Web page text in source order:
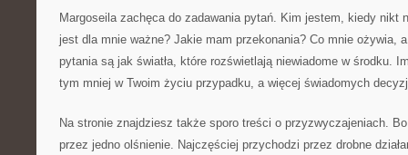
Margoseila zachęca do zadawania pytań. Kim jestem, kiedy nikt
jest dla mnie ważne? Jakie mam przekonania? Co mnie ożywia,
pytania są jak światła, które rozświetlają niewiadome w środku.
tym mniej w Twoim życiu przypadku, a więcej świadomych
Na stronie znajdziesz także sporo treści o przyzwyczajeniach.
przez jedno olśnienie. Najczęściej przychodzi przez drobne